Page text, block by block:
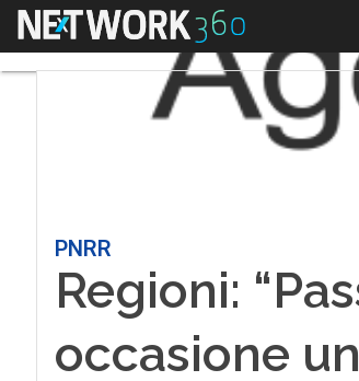
Menu
PNRR
Regioni:
occasione